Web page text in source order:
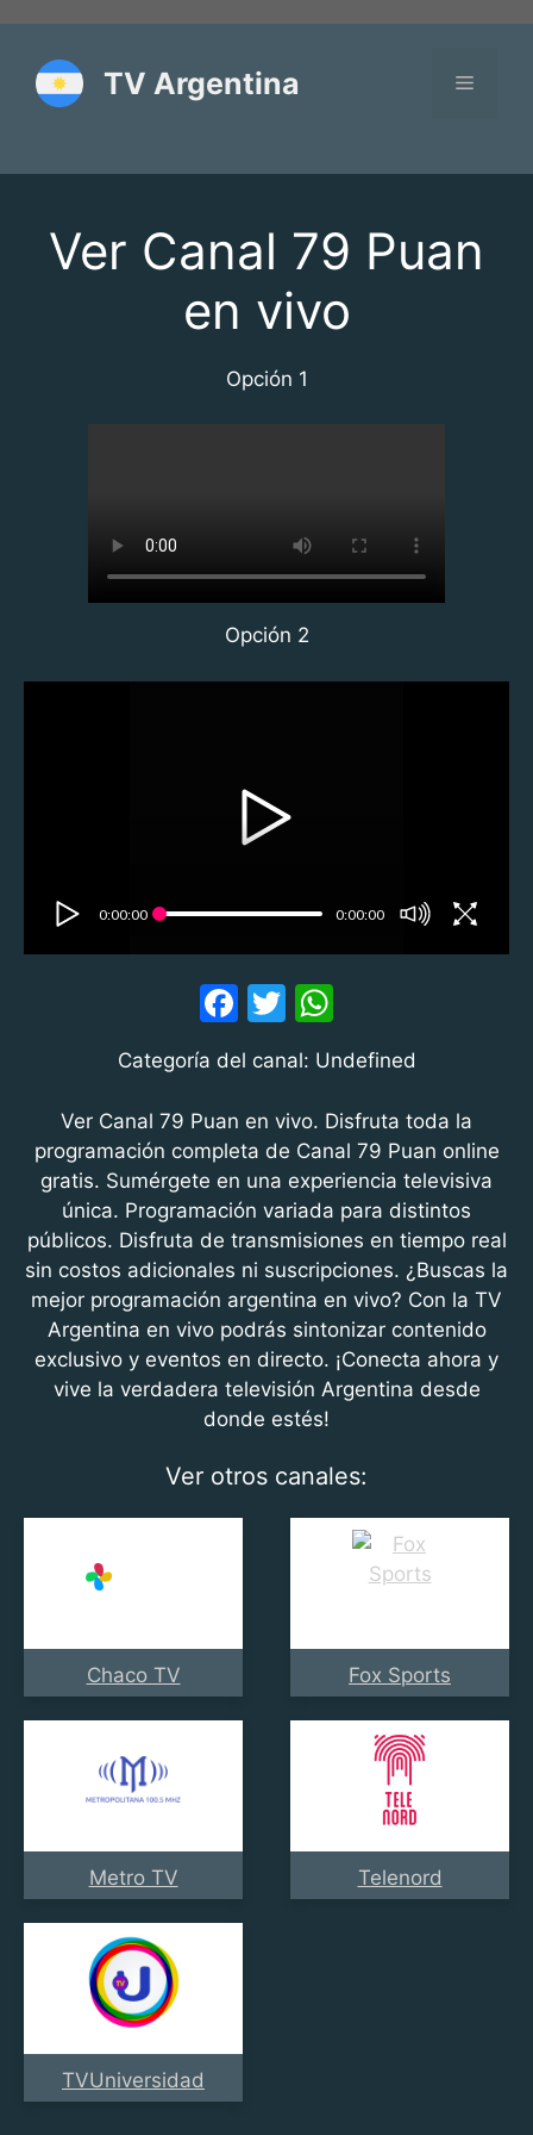
contenido
TV Argentina Menú
Ver Canal 79 Puan
en vivo
Opción 1
Opción 2
0:00:00 0:00:00
F
c
e
b
o
o
k
T
w
itt
er
h
at
s
A
p
p
Categoría del canal: Undefined
Ver Canal 79 Puan en vivo. Disfruta toda la
programación completa de Canal 79 Puan online
gratis. Sumérgete en una experiencia televisiva
única. Programación variada para distintos
públicos. Disfruta de transmisiones en tiempo real
sin costos adicionales ni suscripciones. ¿Buscas la
mejor programación argentina en vivo? Con la TV
Argentina en vivo podrás sintonizar contenido
exclusivo y eventos en directo. ¡Conecta ahora y
vive la verdadera televisión Argentina desde
donde estés!
Ver otros canales:
Chaco TV Fox Sports
Metro TV Telenord
TVUniversidad